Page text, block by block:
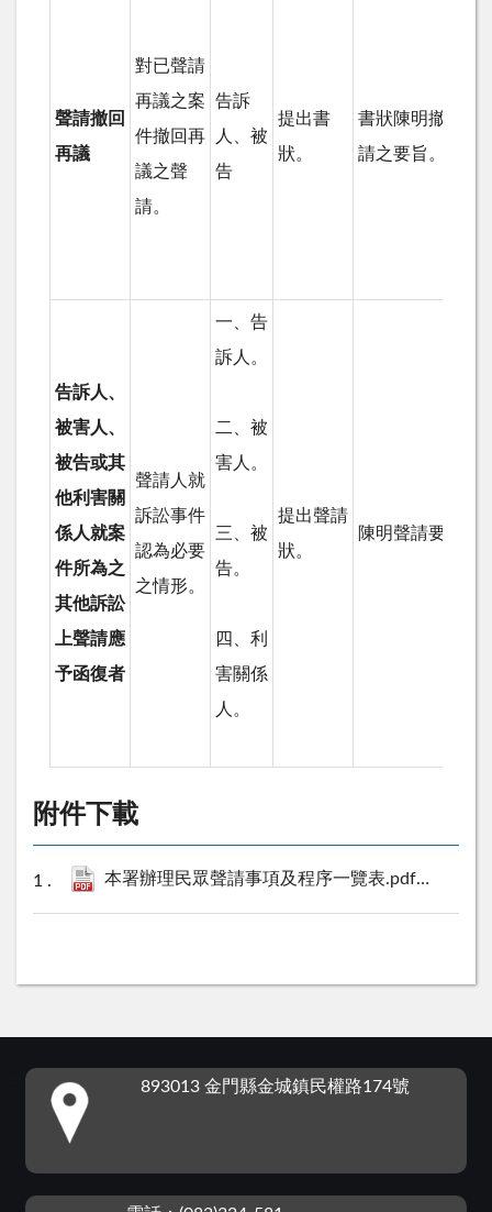
聲請撤回
再議
對已聲請
再議之案
件撤回再
議之聲
請。
告訴
人、被
告
提出書
狀。
書狀陳明撤回再
請之要旨。
告訴人、
被害人、
被告或其
他利害關
係人就案
件所為之
其他訴訟
上聲請應
予函復者
聲請人就
訴訟事件
認為必要
之情形。
一、告
訴人。
二、被
害人。
三、被
告。
四、利
害關係
人。
提出聲請
狀。
陳明聲請要旨。
附件下載
本署辦理民眾聲請事項及程序一覽表.pdf 190 KB
893013 金門縣金城鎮民權路174號